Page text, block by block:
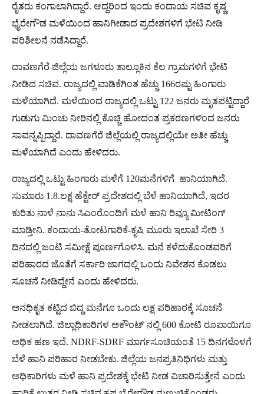
ರೈತರು ಕಂಗಾಲಾಗಿದ್ದಾರೆ. ಆದ್ದರಿಂದ ಇಂದು ಕಂದಾಯ ಸಚಿವ ಕೃಷ್ಣ
ಭೈರೇಗೌಡ ಮಳೆಯಿಂದ ಹಾನಿಗೀಡಾದ ಪ್ರದೇಶಗಳಿಗೆ ಭೇಟಿ ನೀಡಿ
ಪರಿಶೀಲನೆ ನಡೆಸಿದ್ದಾರೆ.
ದಾವಣಗೆರೆ ಜಿಲ್ಲೆಯ ಜಗಳೂರು ತಾಲ್ಲೂಕಿನ ಕೆಲ ಗ್ರಾಮಗಳಿಗೆ ಭೇಟಿ
ನೀಡಿದ ಸಚಿವ. ರಾಜ್ಯದಲ್ಲಿ ವಾಡಿಕೆಗಿಂತ ಹೆಚ್ಚು 166ರಷ್ಟು ಹಿಂಗಾರು
ಮಳೆಯಾಗಿದೆ. ಮಳೆಯಿಂದ ರಾಜ್ಯದಲ್ಲಿ ಒಟ್ಟು 122 ಜನರು ಮೃತಪಟ್ಟಿದ್ದಾರೆ
ಗುಡುಗು ಮಿಂಚು ನೀರಿನಲ್ಲಿ ಕೊಚ್ಚಿ ಹೋದಂತ ಪ್ರಕರಣಗಳಿಂದ ಜನರು
ಸಾವನ್ನಪ್ಪಿದ್ದಾರೆ. ದಾವಣಗೆರೆ ಜಿಲ್ಲೆಯಲ್ಲಿ ರಾಜ್ಯದಲ್ಲಿಯೇ ಅತೀ ಹೆಚ್ಚು
ಮಳೆಯಾಗಿದೆ ಎಂದು ಹೇಳಿದರು.
ರಾಜ್ಯದಲ್ಲಿ ಒಟ್ಟು ಹಿಂಗಾರು ಮಳೆಗೆ 120ಮನೆಗಳಿಗೆ ಹಾನಿಯಾಗಿದೆ.
ಸುಮಾರು 1.8.ಲಕ್ಷ ಹೆಕ್ಟೇರ್ ಪ್ರದೇಶದಲ್ಲಿ ಬೆಳೆ ಹಾನಿಯಾಗಿದೆ, ಇದರ
ಕುರಿತು ನಾಳೆ ನಾನು ಸಿಎಂರೊಂದಿಗೆ ಮಳೆ ಹಾನಿ ರಿವ್ಯೂ ಮೀಟಿಂಗ್
ಮಾಡ್ತೀನಿ. ಕಂದಾಯ-ತೋಟಗಾರಿಕೆ-ಕೃಷಿ ಮೂರು ಇಲಾಖೆ ಸೇರಿ 3
ದಿನದಲ್ಲಿ ಜಂಟಿ ಸಮೀಕ್ಷೆ ಪೂರ್ಣಗೊಳಿಸಿ. ಮನೆ ಕಳೆದುಕೊಂಡವರಿಗೆ
ಪರಿಹಾರದ ಜೊತೆಗೆ ಸರ್ಕಾರಿ ಜಾಗದಲ್ಲಿ ಒಂದು ನಿವೇಶನ ಕೊಡಲು
ಸೂಚನೆ ನೀಡಿದ್ದೇನೆ ಎಂದು ಹೇಳಿದರು.
ಅನಧಿಕೃತ ಕಟ್ಟಿದ ಬಿದ್ದ ಮನೆಗೂ ಒಂದು ಲಕ್ಷ ಪರಿಹಾರಕ್ಕೆ ಸೂಚನೆ
ನೀಡಲಾಗಿದೆ. ಜಿಲ್ಲಾಧಿಕಾರಿಗಳ ಅಕೌಂಟ್ ನಲ್ಲಿ 600 ಕೋಟಿ ರೂಪಾಯಿಗೂ
ಅಧಿಕ ಹಣ ಇದೆ. NDRF-SDRF ಮಾರ್ಗಸೂಚಿಯಂತೆ 15 ದಿನಗಳೊಳಗೆ
ಬೆಳೆ ಹಾನಿ ಪರಿಹಾರ ನೀಡಬೇಕು. ಜಿಲ್ಲೆಯ ಜನಪ್ರತಿನಿಧಿಗಳು ಮತ್ತು
ಅಧಿಕಾರಿಗಳು ಮಳೆ ಹಾನಿ ಪ್ರದೇಶಕ್ಕೆ ಭೇಟಿ ನೀಡ ವಿಚಾರಿಸುತ್ತೇನೆ ಎಂದು